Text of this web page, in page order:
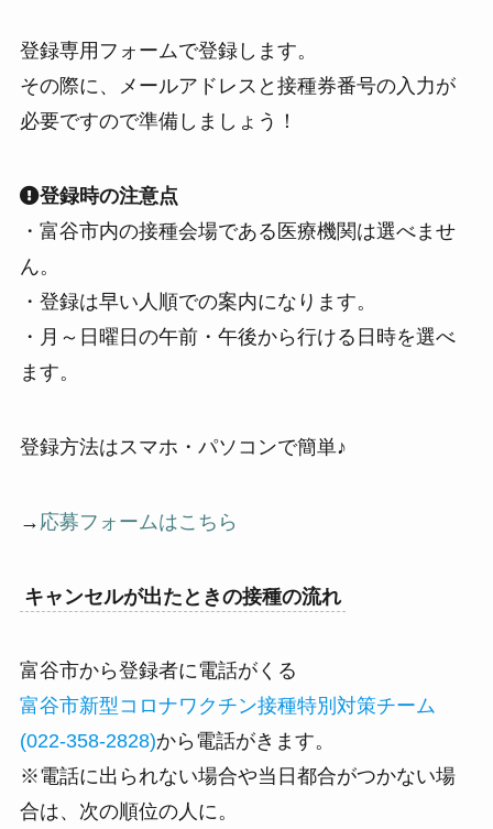
登録専用フォームで登録します。
その際に、メールアドレスと接種券番号の入力が
必要ですので準備しましょう！
登録時の注意点
・富谷市内の接種会場である医療機関は選べませ
ん。
・登録は早い人順での案内になります。
・月～日曜日の午前・午後から行ける日時を選べ
ます。
登録方法はスマホ・パソコンで簡単♪
→ 応募フォームはこちら
キャンセルが出たときの接種の流れ
富谷市から登録者に電話がくる
富谷市新型コロナワクチン接種特別対策チーム
(022-358-2828)から電話がきます。
※電話に出られない場合や当日都合がつかない場
合は、次の順位の人に。